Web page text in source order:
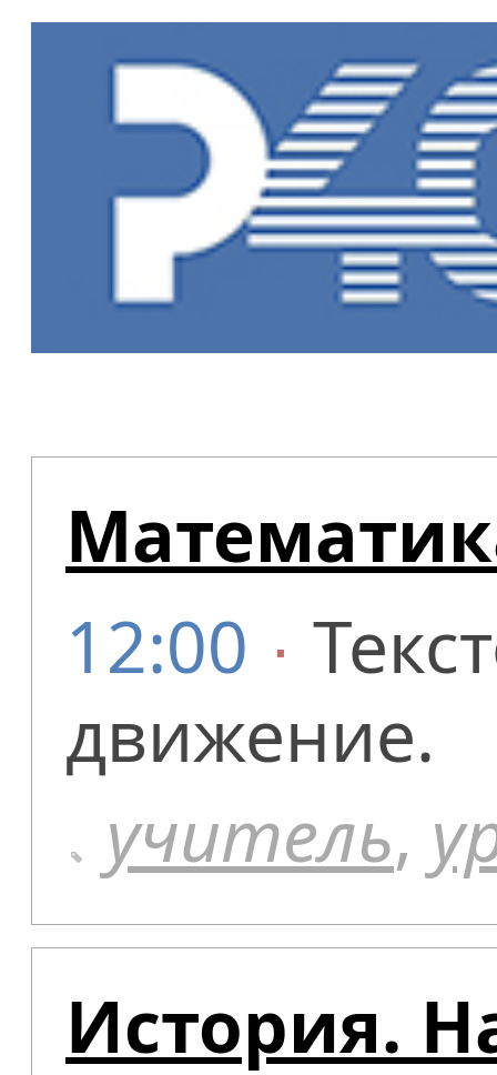
Главная»
Программы
12:00 ∙
движение.
учитель,
История.